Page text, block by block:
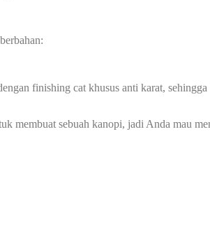
finishing cat khusus anti karat,
membuat sebuah kanopi, jadi Anda mau